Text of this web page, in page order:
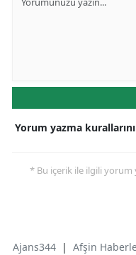
Yorum yazma kurallarını
* Bu içerik ile ilgili yorum
Ajans344 | Afşin